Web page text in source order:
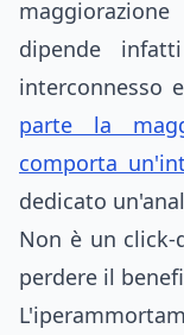
dipende
interconnesso
parte la
comporta
dedicato
Non è un click-
perdere il